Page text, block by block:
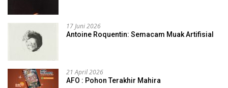
17 Juni 2026
Antoine Roquentin: Semacam Muak Artifisial
21 April 2026
AFO : Pohon Terakhir Mahira